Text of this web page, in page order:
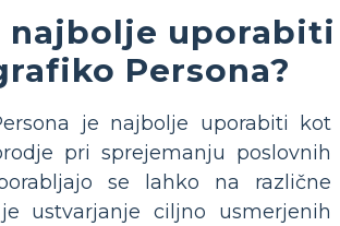
najbolje uporabiti
Persona?
je najbolje uporabiti kot
pri sprejemanju poslovnih
se lahko na različne
ustvarjanje ciljno usmerjenih